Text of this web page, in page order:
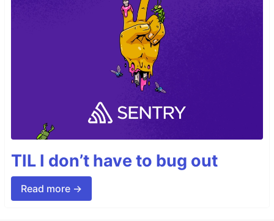
TIL I don’t have to bug out
Read more →